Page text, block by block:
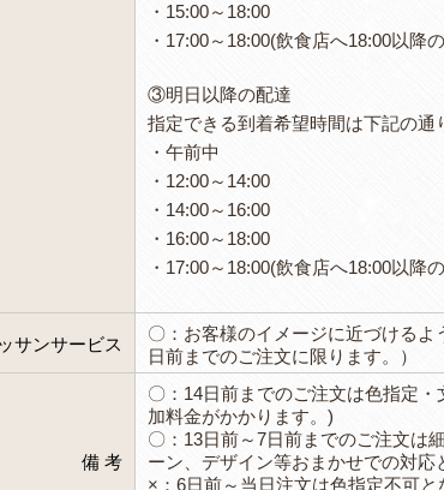
・15:00～18:00
・17:00～18:00(飲食店へ18:00以
③明日以降の配達
指定できる到着希望時間は下記の通
・午前中
・12:00～14:00
・14:00～16:00
・16:00～18:00
・17:00～18:00(飲食店へ18:00以
サンサービス
〇：お客様のイメージに近づける
日前までのご注文に限ります。）
備 考
〇：14日前までのご注文は色指定
加料金がかかります。)
〇：13日前～7日前までのご注文は
ーン、デザイン等おまかせでの対応
×：6日前～当日注文は色指定不可